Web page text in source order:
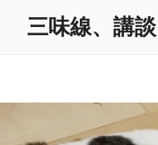
三味線、講